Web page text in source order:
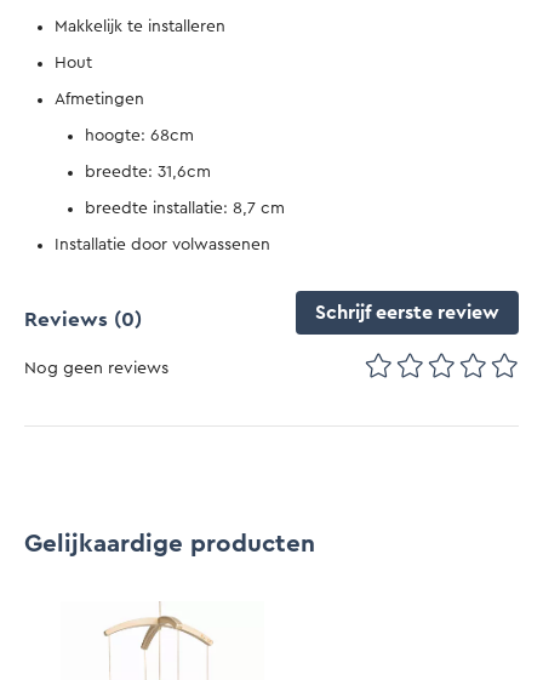
Makkelijk te installeren
Hout
Afmetingen
hoogte: 68cm
breedte: 31,6cm
breedte installatie: 8,7 cm
Installatie door volwassenen
Reviews (0) Schrijf eerste review
Nog geen reviews
Gelijkaardige producten